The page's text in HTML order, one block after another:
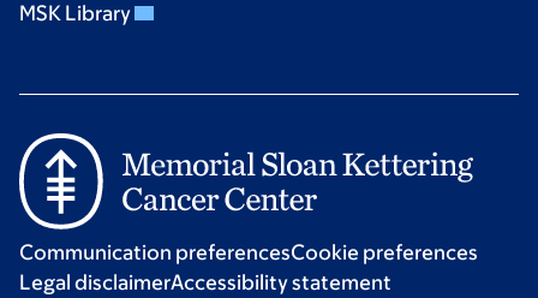
MSK Library
Communication preferencesCookie preferences
Legal disclaimerAccessibility statement